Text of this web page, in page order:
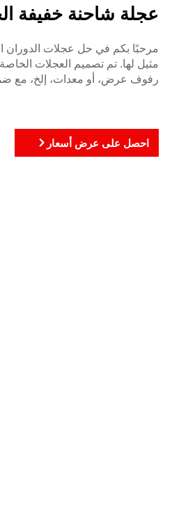
عجلة شاحنة خفيفة
مرحبًا بكم في حل عجلات الدوران
مثيل لها. تم تصميم العجلات
رفوف عرض، أو معدات، إلخ، مع
احصل على عرض أسعار